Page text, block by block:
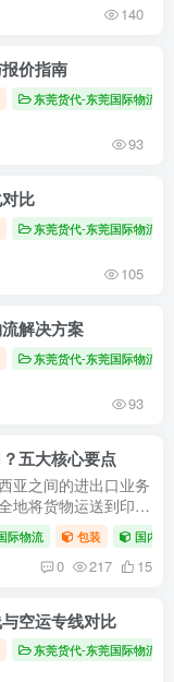
140
价指南
东莞货代-东莞国际物流
93
比
东莞货代-东莞国际物流
105
解决方案
东莞货代-东莞国际物流
93
五大核心要点
亚之间的进出口业务
地将货物运送到印
。本文将为您全面解
际物流 包装 国内空
0 217 15
空运专线对比
东莞货代-东莞国际物流